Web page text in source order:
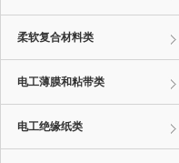
柔软复合材料类
电工薄膜和粘带类
电工绝缘纸类